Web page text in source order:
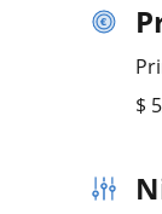
$ 5